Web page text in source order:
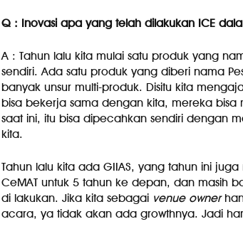
Q : Inovasi apa yang telah dilakukan ICE
A : Tahun lalu kita mulai satu produk yang
sendiri. Ada satu produk yang diberi nama
banyak unsur multi-produk. Disitu kita
bisa bekerja sama dengan kita, mereka bisa
saat ini, itu bisa dipecahkan sendiri dengan
kita.
Tahun lalu kita ada GIIAS, yang tahun ini
CeMAT untuk 5 tahun ke depan, dan masih
di lakukan. Jika kita sebagai venue owner
acara, ya tidak akan ada growthnya. Jadi